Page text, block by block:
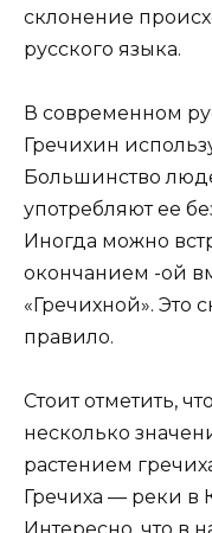
склонение
русского языка.
В современном
Гречихин
Большинство
употребляют ее
Иногда можно
окончанием -ой
«Гречихной». Это
правило.
Стоит отметить,
несколько
растением
Гречиха — реки в